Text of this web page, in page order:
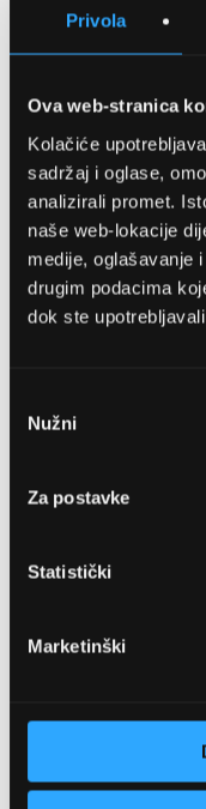
Privola
Ova web-stranica
Kolačiće
sadržaj i oglase,
analizirali promet.
naše web-lokacije
medije, oglašavanje
drugim podacima
dok ste
pristanka
Nužni
Za postavke
Statistički
Marketinški
Detalji